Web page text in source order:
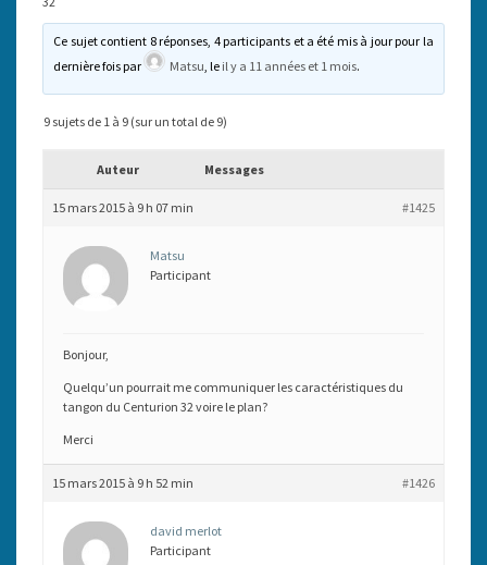
Ce sujet contient 8 réponses, 4 participants et a été mis à jour pour la
dernière fois par
Matsu , le il y a 11 années et 1 mois.
9 sujets de 1 à 9 (sur un total de 9)
Auteur Messages
15 mars 2015 à 9 h 07 min #1425
Matsu
Participant
Bonjour,
Quelqu’un pourrait me communiquer les caractéristiques du
tangon du Centurion 32 voire le plan?
Merci
15 mars 2015 à 9 h 52 min #1426
david merlot
Participant